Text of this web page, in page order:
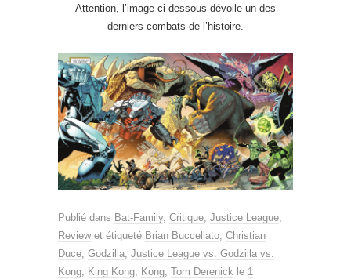
Attention, l’image ci-dessous dévoile un des
derniers combats de l’histoire.
Publié dans Bat-Family, Critique, Justice League,
Reviewet étiqueté Brian Buccellato, Christian
Duce, Godzilla, Justice League vs. Godzilla vs.
Kong, King Kong, Kong, Tom Derenick le 1